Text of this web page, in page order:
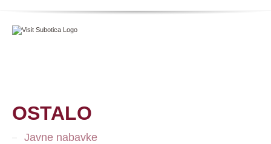
OSTALO
Javne nabavke